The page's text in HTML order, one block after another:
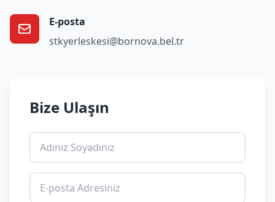
E-posta
stkyerleskesi@bornova.bel.tr
Bize Ulaşın